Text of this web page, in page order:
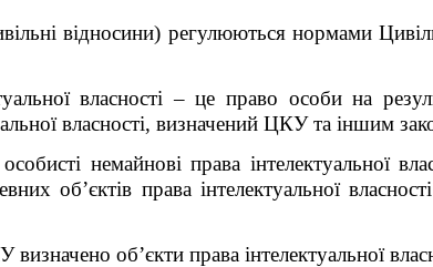
відносини) регулюються нормами
власності – це право особи на
власності, визначений ЦКУ та іншим
немайнові права інтелектуальної
об’єктів права інтелектуальної
об’єкти права інтелектуальної